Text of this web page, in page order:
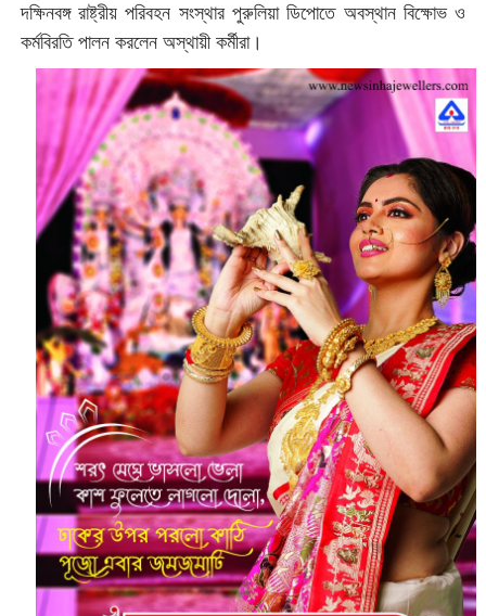
দক্ষিনবঙ্গ রাষ্ট্রীয় পরিবহন সংস্থার পুরুলিয়া ডিপোতে অবস্থান বিক্ষোভ ও
কর্মবিরতি পালন করলেন অস্থায়ী কর্মীরা।